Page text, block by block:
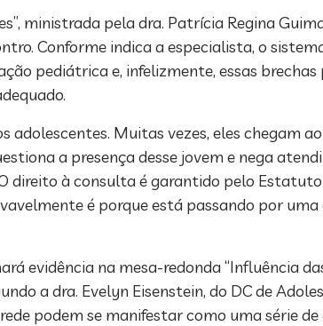
ministrada pela dra. Patrícia Regina
Conforme indica a especialista, o
pediátrica e, infelizmente, essas
adolescentes. Muitas vezes, eles chegam
a presença desse jovem e nega
direito à consulta é garantido pelo
é porque está passando por
evidência na mesa-redonda “Influência
a dra. Evelyn Eisenstein, do DC de
podem se manifestar como uma série